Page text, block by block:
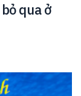
qua ở